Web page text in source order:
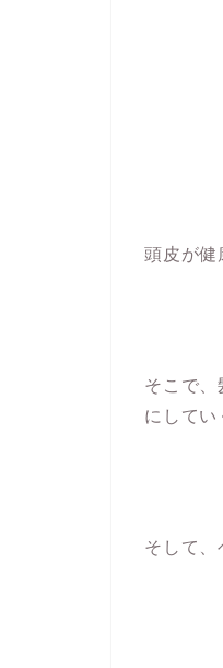
頭皮が健
そこで
にしてい
そして